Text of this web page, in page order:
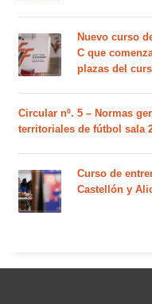
Nuevo curso
C que
plazas del
Circular nº. 5 – Normas
territoriales de fútbol sala
Curso de
Castellón y